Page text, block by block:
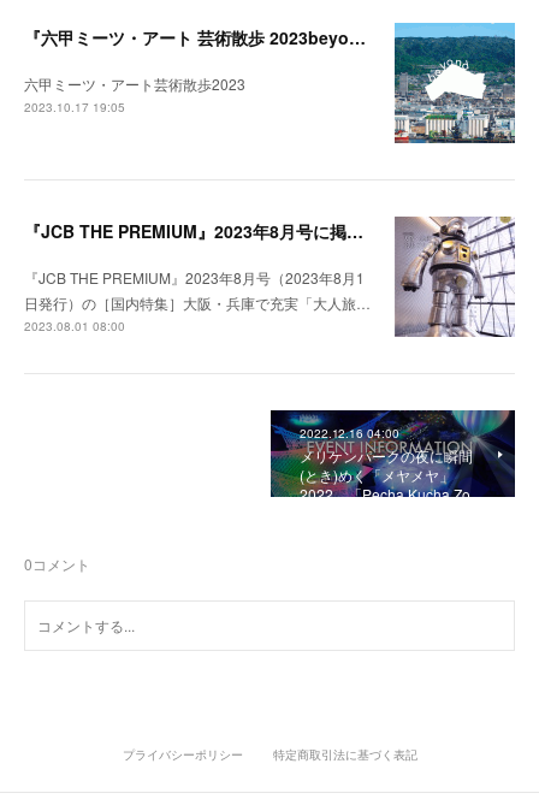
『六甲ミーツ・アート 芸術散歩 2023beyond』開催中。
六甲ミーツ・アート芸術散歩2023
2023.10.17 19:05
『JCB THE PREMIUM』2023年8月号に掲載されました。
『JCB THE PREMIUM』2023年8月号（2023年8月1
日発行）の［国内特集］大阪・兵庫で充実「大人旅…
2023.08.01 08:00
2022.12.16 04:00
メリケンパークの夜に瞬間
(とき)めく「メヤメヤ」
2022、「Pecha Kucha Zo…
0コメント
プライバシーポリシー 特定商取引法に基づく表記